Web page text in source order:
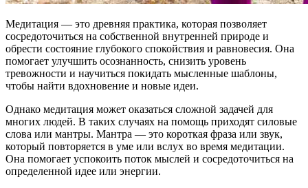
Медитация — это древняя практика, которая позволяет
сосредоточиться на собственной внутренней природе и
обрести состояние глубокого спокойствия и равновесия. Она
помогает улучшить осознанность, снизить уровень
тревожности и научиться покидать мысленные шаблоны,
чтобы найти вдохновение и новые идеи.
Однако медитация может оказаться сложной задачей для
многих людей. В таких случаях на помощь приходят силовые
слова или мантры. Мантра — это короткая фраза или звук,
который повторяется в уме или вслух во время медитации.
Она помогает успокоить поток мыслей и сосредоточиться на
определенной идее или энергии.